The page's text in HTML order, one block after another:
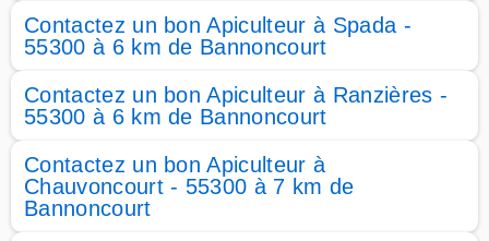
Contactez un bon Apiculteur à Spada -
55300 à 6 km de Bannoncourt
Contactez un bon Apiculteur à Ranzières -
55300 à 6 km de Bannoncourt
Contactez un bon Apiculteur à
Chauvoncourt - 55300 à 7 km de
Bannoncourt